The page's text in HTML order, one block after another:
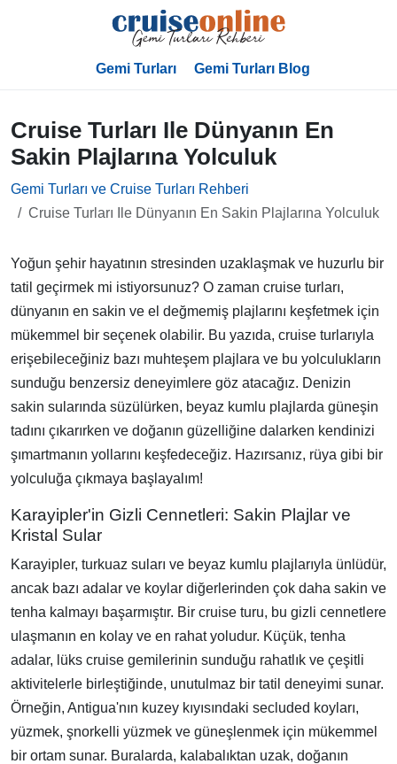
Gemi Turları Gemi Turları Blog
Cruise Turları Ile Dünyanın En
Sakin Plajlarına Yolculuk
Gemi Turları ve Cruise Turları Rehberi
Cruise Turları Ile Dünyanın En Sakin Plajlarına Yolculuk
Yoğun şehir hayatının stresinden uzaklaşmak ve huzurlu bir
tatil geçirmek mi istiyorsunuz? O zaman cruise turları,
dünyanın en sakin ve el değmemiş plajlarını keşfetmek için
mükemmel bir seçenek olabilir. Bu yazıda, cruise turlarıyla
erişebileceğiniz bazı muhteşem plajlara ve bu yolculukların
sunduğu benzersiz deneyimlere göz atacağız. Denizin
sakin sularında süzülürken, beyaz kumlu plajlarda güneşin
tadını çıkarırken ve doğanın güzelliğine dalarken kendinizi
şımartmanın yollarını keşfedeceğiz. Hazırsanız, rüya gibi bir
yolculuğa çıkmaya başlayalım!
Karayipler'in Gizli Cennetleri: Sakin Plajlar ve
Kristal Sular
Karayipler, turkuaz suları ve beyaz kumlu plajlarıyla ünlüdür,
ancak bazı adalar ve koylar diğerlerinden çok daha sakin ve
tenha kalmayı başarmıştır. Bir cruise turu, bu gizli cennetlere
ulaşmanın en kolay ve en rahat yoludur. Küçük, tenha
adalar, lüks cruise gemilerinin sunduğu rahatlık ve çeşitli
aktivitelerle birleştiğinde, unutulmaz bir tatil deneyimi sunar.
Örneğin, Antigua'nın kuzey kıyısındaki secluded koyları,
yüzmek, şnorkelli yüzmek ve güneşlenmek için mükemmel
bir ortam sunar. Buralarda, kalabalıktan uzak, doğanın